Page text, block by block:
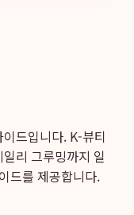
드입니다. K-뷰티
리 그루밍까지 일
드를 제공합니다.